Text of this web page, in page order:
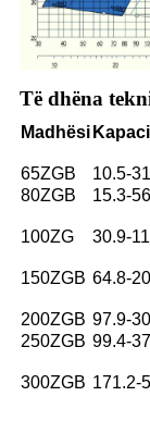
Të dhëna
Madhësi
65ZGB 10.5-
80ZGB
15.3-
100ZG 30.9-
150ZGB 64.8-
200ZGB 97.9-
250ZGB 99.4-
300ZGB 171.2-